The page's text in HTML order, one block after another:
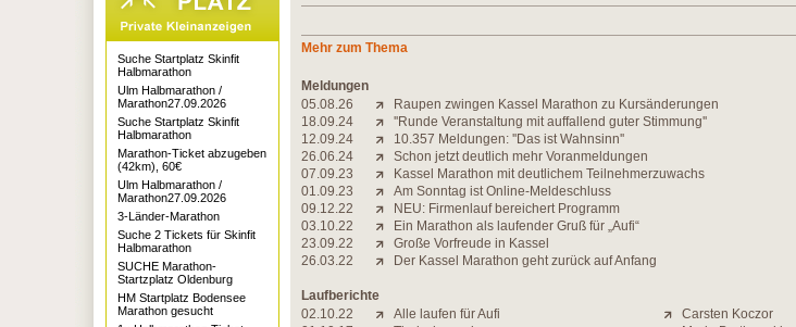
Mehr zum Thema
Meldungen
05.08.26
Raupen zwingen Kassel Marathon zu Kursänderungen
18.09.24
''Runde Veranstaltung mit auffallend guter Stimmung''
12.09.24
10.357 Meldungen: ''Das ist Wahnsinn''
26.06.24
Schon jetzt deutlich mehr Voranmeldungen
07.09.23
Kassel Marathon mit deutlichem Teilnehmerzuwachs
01.09.23
Am Sonntag ist Online-Meldeschluss
09.12.22
NEU: Firmenlauf bereichert Programm
03.10.22
Ein Marathon als laufender Gruß für „Aufi“
23.09.22
Große Vorfreude in Kassel
26.03.22
Der Kassel Marathon geht zurück auf Anfang
Laufberichte
02.10.22
Alle laufen für Aufi
Carsten Koczor
Suche Startplatz Skinfit
Halbmarathon
Ulm Halbmarathon /
Marathon27.09.2026
Suche Startplatz Skinfit
Halbmarathon
Marathon-Ticket abzugeben
(42km), 60€
Ulm Halbmarathon /
Marathon27.09.2026
3-Länder-Marathon
Suche 2 Tickets für Skinfit
Halbmarathon
SUCHE Marathon-
Startzplatz Oldenburg
HM Startplatz Bodensee
Marathon gesucht